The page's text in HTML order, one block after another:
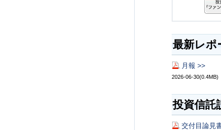
最新レポ
月報 >>
2026-06-30(0.4MB)
投資信託
交付目論見